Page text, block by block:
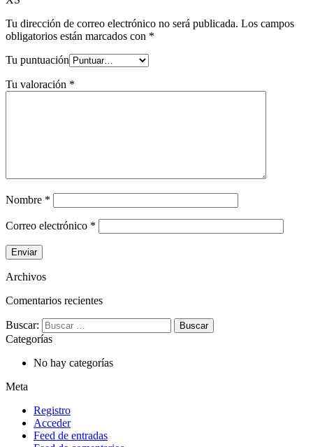
Tu dirección de correo electrónico no será publicada. Los campos
obligatorios están marcados con *
Tu puntuación
Tu valoración *
Nombre *
Correo electrónico *
Archivos
Comentarios recientes
Buscar:
Categorías
No hay categorías
Meta
Registro
Acceder
Feed de entradas